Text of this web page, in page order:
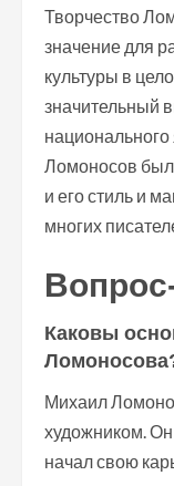
Творчество
значение для
культуры в
значительный
национального
Ломоносов был
и его стиль и
многих
Каковы
Михаил
художником. Он
начал свою